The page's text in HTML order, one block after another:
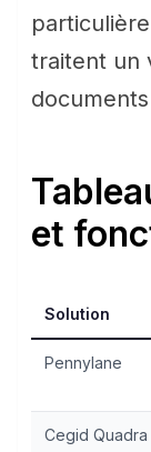
traitent un
et
Solution
Pennylane
Cegid Quadra